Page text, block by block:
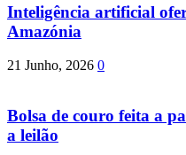
Inteligência artificial
Amazónia
21 Junho, 2026 0
Bolsa de couro feita a
a leilão